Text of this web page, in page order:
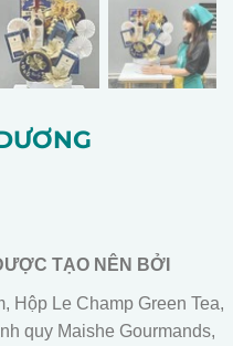
TẠO NÊN BỞI
Hộp Le Champ Green Tea,
quy Maishe Gourmands,